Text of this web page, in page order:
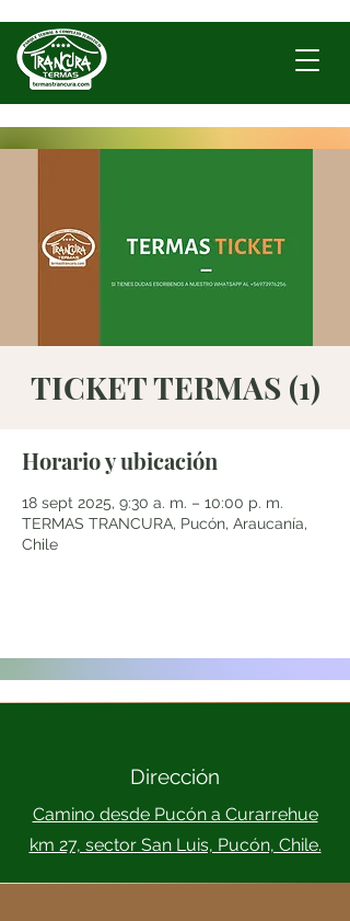
TICKET TERMAS (1)
Horario y ubicación
18 sept 2025, 9:30 a. m. – 10:00 p. m.
TERMAS TRANCURA, Pucón, Araucanía,
Chile
Dirección
Camino desde Pucón a Curarrehue
km 27, sector San Luis, Pucón, Chile.